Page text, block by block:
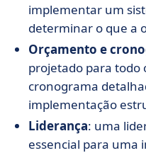
implementar um
determinar o que a
Orçamento e
projetado para todo
cronograma
implementação
Liderança: uma
essencial para uma